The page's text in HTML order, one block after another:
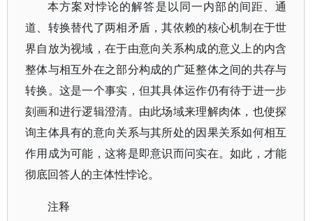
本方案对悖论的解答是以同一内部的间距、通
道、转换替代了两相矛盾，其依赖的核心机制在于世
界自放为视域，在于由意向关系构成的意义上的内含
整体与相互外在之部分构成的广延整体之间的共存与
转换。这是一个事实，但其具体运作仍有待于进一步
刻画和进行逻辑澄清。由此场域来理解肉体，也使探
询主体具有的意向关系与其所处的因果关系如何相互
作用成为可能，这将是即意识而问实在。如此，才能
彻底回答人的主体性悖论。
注释